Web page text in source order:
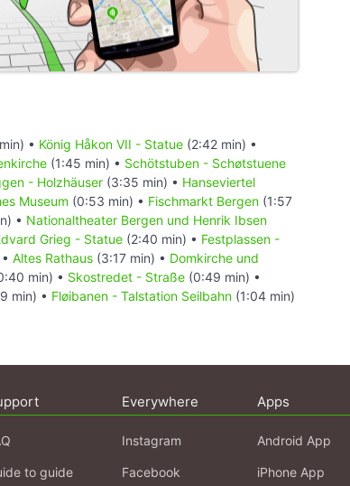
• König Håkon VII - Statue (2:42 min) •
(1:45 min) • Schötstuben - Schøtstuene
- Holzhäuser (3:35 min) • Hanseviertel
Museum (0:53 min) • Fischmarkt Bergen (1:57
• Nationaltheater Bergen und Henrik Ibsen
Grieg - Statue (2:40 min) • Festplassen -
Altes Rathaus (3:17 min) • Domkirche und
min) • Skostredet - Straße (0:49 min) •
min) • Fløibanen - Talstation Seilbahn (1:04 min)
to guide
Everywhere
Instagram
Facebook
Apps
Android App
iPhone App